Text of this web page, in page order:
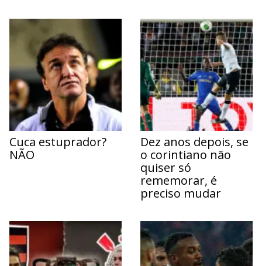
Cuca estuprador?
NÃO
Dez anos depois, se
o corintiano não
quiser só
rememorar, é
preciso mudar